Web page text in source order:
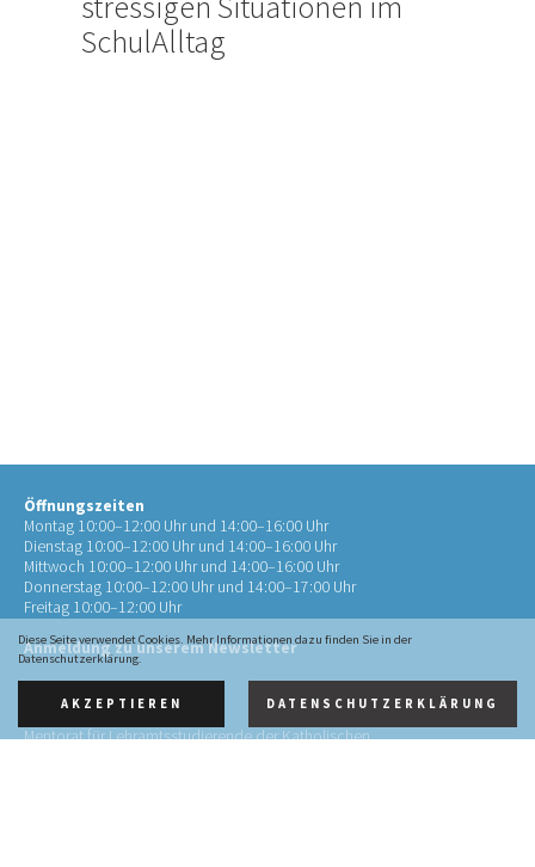
Diese Seite verwendet Cookies. Mehr Informationen dazu finden Sie in der
Datenschutzerklärung.
AKZEPTIEREN DATENSCHUTZERKLÄRUNG
SchulAlltag
Öffnungszeiten
Montag 10:00–12:00 Uhr und 14:00–16:00 Uhr
Dienstag 10:00–12:00 Uhr und 14:00–16:00 Uhr
Mittwoch 10:00–12:00 Uhr und 14:00–16:00 Uhr
Donnerstag 10:00–12:00 Uhr und 14:00–17:00 Uhr
Freitag 10:00–12:00 Uhr
Anmeldung zu unserem Newsletter
Mentorat für Lehramtsstudierende der Katholischen